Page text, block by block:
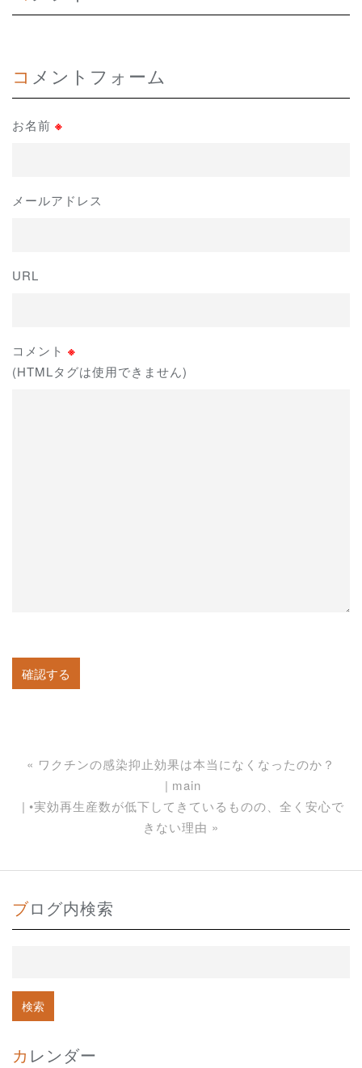
コメントフォーム
お名前 ※
メールアドレス
URL
コメント ※
(HTMLタグは使用できません)
« ワクチンの感染抑止効果は本当になくなったのか？
main
•実効再生産数が低下してきているものの、全く安心で
きない理由 »
ブログ内検索
カレンダー